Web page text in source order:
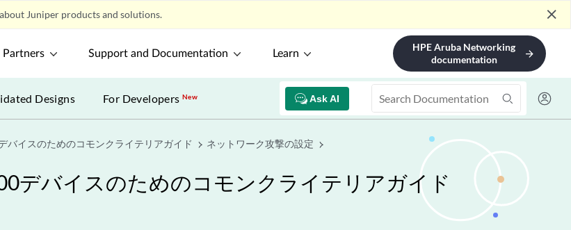
Juniper products and solutions. close
Partners Support and Documentation Learn
HPE Aruba Networking
documentation
arrow_forward
Ask AI
Designs For DevelopersNew
バイスのためのコモンクライテリアガイド ネットワーク攻撃の設定
デバイスのためのコモンクライテリアガイド